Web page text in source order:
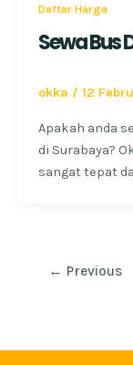
Daftar Harga
Sewa Bus
okka / 12
Apakah anda
di Surabaya?
sangat tepat
← Previous